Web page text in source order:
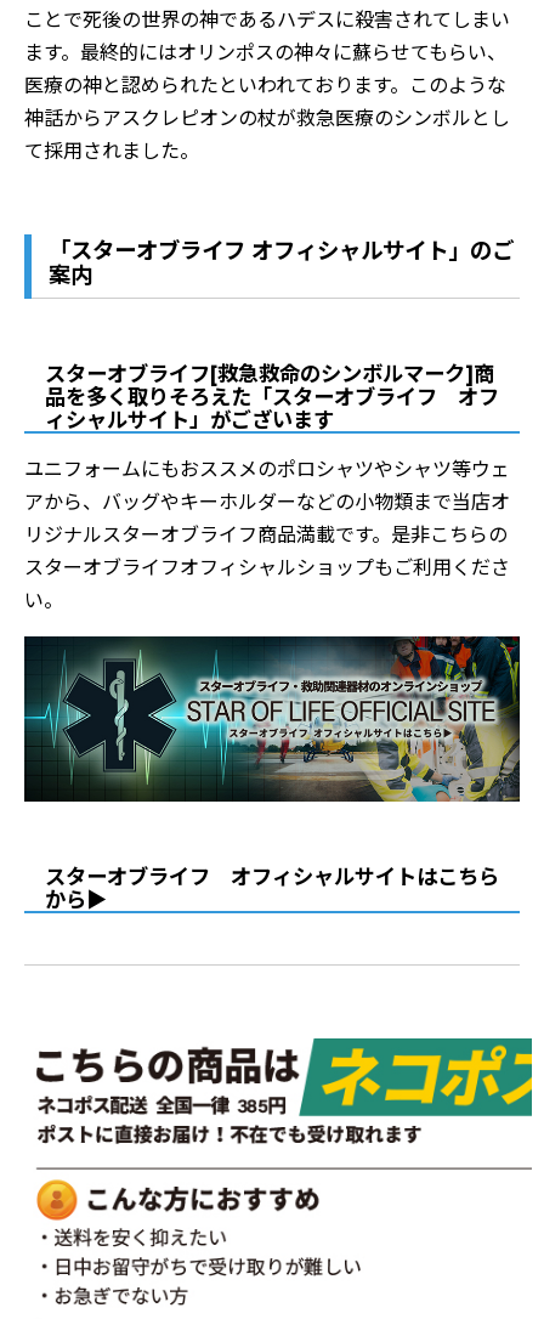
ことで死後の世界の神であるハデスに殺害されてしまい
ます。最終的にはオリンポスの神々に蘇らせてもらい、
医療の神と認められたといわれております。このような
神話からアスクレピオンの杖が救急医療のシンボルとし
て採用されました。
「スターオブライフ オフィシャルサイト」のご
案内
スターオブライフ[救急救命のシンボルマーク]商
品を多く取りそろえた「スターオブライフ オフ
ィシャルサイト」がございます
ユニフォームにもおススメのポロシャツやシャツ等ウェ
アから、バッグやキーホルダーなどの小物類まで当店オ
リジナルスターオブライフ商品満載です。是非こちらの
スターオブライフオフィシャルショップもご利用くださ
い。
スターオブライフ オフィシャルサイトはこちら
から▶